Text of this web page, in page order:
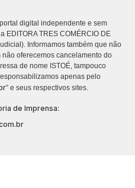
digital independente e sem
EDITORA TRES COMÉRCIO DE
Informamos também que não
oferecemos cancelamento do
de nome ISTOÉ, tampouco
apenas pelo
” e seus respectivos sites.
de Imprensa: